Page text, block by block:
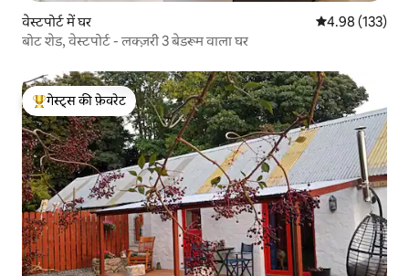
वेस्टपोर्ट में घर औसत रेटिंग 5 में से
4.98 (133)
बोट शेड, वेस्टपोर्ट - लक्ज़री 3 बेडरूम वाला घर
गेस्ट्स का टॉप फ़ेवरेट
गेस्ट्स की फ़ेवरेट